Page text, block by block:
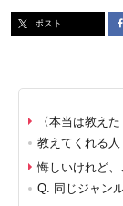
ポスト
〈本当は教え
教えてくれる人
悔しいけれど、
Q. 同じジャン